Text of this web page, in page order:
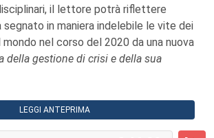
il lettore potrà riflettere
segnato in maniera indelebile le vite dei
nel corso del 2020 da una nuova
della gestione di crisi e della sua
LEGGI ANTEPRIMA